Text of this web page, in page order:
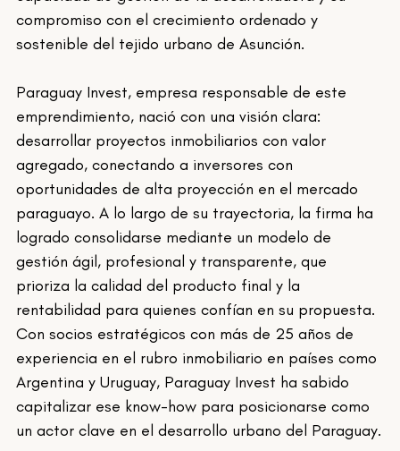
compromiso con el crecimiento ordenado y
sostenible del tejido urbano de Asunción.
Paraguay Invest, empresa responsable de este
emprendimiento, nació con una visión clara:
desarrollar proyectos inmobiliarios con valor
agregado, conectando a inversores con
oportunidades de alta proyección en el mercado
paraguayo. A lo largo de su trayectoria, la firma ha
logrado consolidarse mediante un modelo de
gestión ágil, profesional y transparente, que
prioriza la calidad del producto final y la
rentabilidad para quienes confían en su propuesta.
Con socios estratégicos con más de 25 años de
experiencia en el rubro inmobiliario en países como
Argentina y Uruguay, Paraguay Invest ha sabido
capitalizar ese know-how para posicionarse como
un actor clave en el desarrollo urbano del Paraguay.